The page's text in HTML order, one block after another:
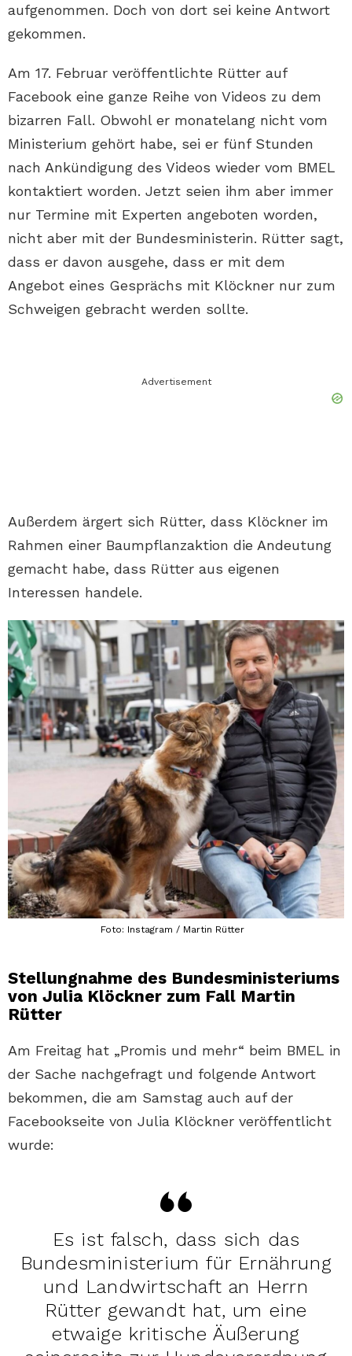
aufgenommen. Doch von dort sei keine Antwort
gekommen.
Am 17. Februar veröffentlichte Rütter auf
Facebook eine ganze Reihe von Videos zu dem
bizarren Fall. Obwohl er monatelang nicht vom
Ministerium gehört habe, sei er fünf Stunden
nach Ankündigung des Videos wieder vom BMEL
kontaktiert worden. Jetzt seien ihm aber immer
nur Termine mit Experten angeboten worden,
nicht aber mit der Bundesministerin. Rütter sagt,
dass er davon ausgehe, dass er mit dem
Angebot eines Gesprächs mit Klöckner nur zum
Schweigen gebracht werden sollte.
Advertisement
Außerdem ärgert sich Rütter, dass Klöckner im
Rahmen einer Baumpflanzaktion die Andeutung
gemacht habe, dass Rütter aus eigenen
Interessen handele.
Foto: Instagram / Martin Rütter
Stellungnahme des Bundesministeriums
von Julia Klöckner zum Fall Martin
Rütter
Am Freitag hat „Promis und mehr“ beim BMEL in
der Sache nachgefragt und folgende Antwort
bekommen, die am Samstag auch auf der
Facebookseite von Julia Klöckner veröffentlicht
wurde:
Es ist falsch, dass sich das
Bundesministerium für Ernährung
und Landwirtschaft an Herrn
Rütter gewandt hat, um eine
etwaige kritische Äußerung